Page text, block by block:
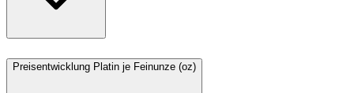
Preisentwicklung Platin je Feinunze (oz)